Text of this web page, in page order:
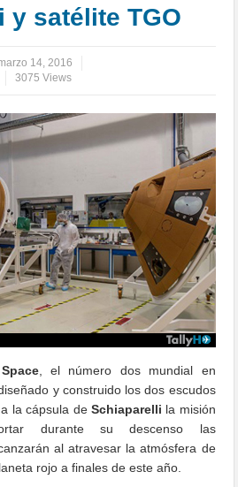
y satélite TGO
14, 2016
3075 Views
, el número dos mundial en
y construido los dos escudos
la cápsula de Schiaparelli la misión
durante su descenso las
al atravesar la atmósfera de
rojo a finales de este año.